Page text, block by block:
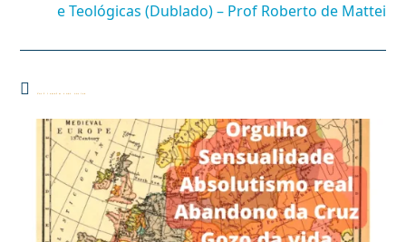
e Teológicas (Dublado) – Prof Roberto de Mattei
Você também pode gostar